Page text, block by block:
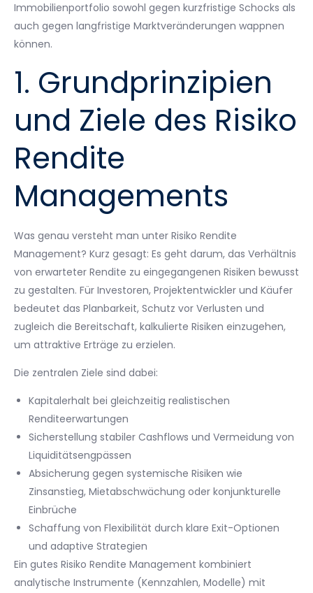
Immobilienportfolio sowohl gegen kurzfristige Schocks als
auch gegen langfristige Marktveränderungen wappnen
können.
1. Grundprinzipien
und Ziele des Risiko
Rendite
Managements
Was genau versteht man unter Risiko Rendite
Management? Kurz gesagt: Es geht darum, das Verhältnis
von erwarteter Rendite zu eingegangenen Risiken bewusst
zu gestalten. Für Investoren, Projektentwickler und Käufer
bedeutet das Planbarkeit, Schutz vor Verlusten und
zugleich die Bereitschaft, kalkulierte Risiken einzugehen,
um attraktive Erträge zu erzielen.
Die zentralen Ziele sind dabei:
Kapitalerhalt bei gleichzeitig realistischen
Renditeerwartungen
Sicherstellung stabiler Cashflows und Vermeidung von
Liquiditätsengpässen
Absicherung gegen systemische Risiken wie
Zinsanstieg, Mietabschwächung oder konjunkturelle
Einbrüche
Schaffung von Flexibilität durch klare Exit-Optionen
und adaptive Strategien
Ein gutes Risiko Rendite Management kombiniert
analytische Instrumente (Kennzahlen, Modelle) mit